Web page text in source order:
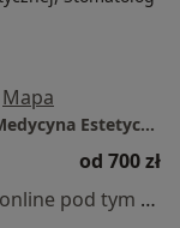
Mapa
NOVIDENT Stomatologia Rodzinna i Medycyna Estetyczna
od 700 zł
Specjalista nie oferuje umawiania online pod tym adresem.